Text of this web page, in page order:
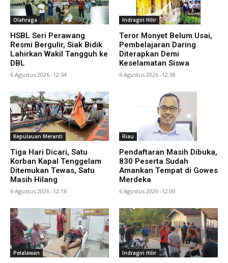
Olahraga
HSBL Seri Perawang
Resmi Bergulir, Siak Bidik
Lahirkan Wakil Tangguh ke
DBL
6 Agustus 2026 -12:54
Indragiri Hilir
Teror Monyet Belum Usai,
Pembelajaran Daring
Diterapkan Demi
Keselamatan Siswa
6 Agustus 2026 -12:38
Kepulauan Meranti
Tiga Hari Dicari, Satu
Korban Kapal Tenggelam
Ditemukan Tewas, Satu
Masih Hilang
6 Agustus 2026 -12:16
Riau
Pendaftaran Masih Dibuka,
830 Peserta Sudah
Amankan Tempat di Gowes
Merdeka
6 Agustus 2026 -12:00
Pelalawan Indragiri Hilir